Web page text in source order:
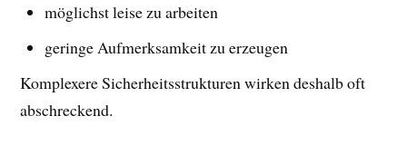
möglichst leise zu arbeiten
geringe Aufmerksamkeit zu erzeugen
Komplexere Sicherheitsstrukturen wirken deshalb oft
abschreckend.